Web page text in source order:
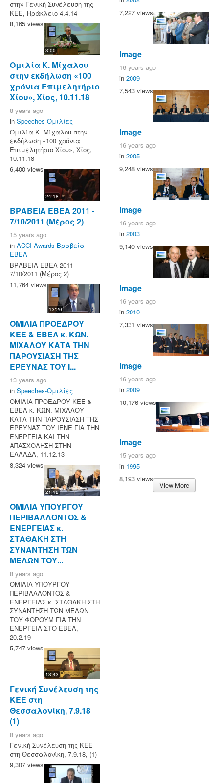
στην Γενική Συνέλευση της
ΚΕΕ, Ηράκλειο 4.4.14
8,165 views
3:00
Ομιλία Κ. Μίχαλου
στην εκδήλωση «100
χρόνια Επιμελητήριο
Χίου», Χίος, 10.11.18
8 years ago
in Speeches-Ομιλίες
Ομιλία Κ. Μίχαλου στην
εκδήλωση «100 χρόνια
Επιμελητήριο Χίου», Χίος,
10.11.18
6,400 views
24:18
ΒΡΑΒΕΙΑ ΕΒΕΑ 2011 -
7/10/2011 (Μέρος 2)
15 years ago
in ACCI Awards-Βραβεία
ΕΒΕΑ
ΒΡΑΒΕΙΑ ΕΒΕΑ 2011 -
7/10/2011 (Μέρος 2)
11,764 views
13:20
ΟΜΙΛΙΑ ΠΡΟΕΔΡΟΥ
ΚΕΕ & ΕΒΕΑ κ. ΚΩΝ.
ΜΙΧΑΛΟΥ ΚΑΤΑ ΤΗΝ
ΠΑΡΟΥΣΙΑΣΗ ΤΗΣ
ΕΡΕΥΝΑΣ ΤΟΥ Ι...
13 years ago
in Speeches-Ομιλίες
ΟΜΙΛΙΑ ΠΡΟΕΔΡΟΥ ΚΕΕ &
ΕΒΕΑ κ. ΚΩΝ. ΜΙΧΑΛΟΥ
ΚΑΤΑ ΤΗΝ ΠΑΡΟΥΣΙΑΣΗ ΤΗΣ
ΕΡΕΥΝΑΣ ΤΟΥ ΙΕΝΕ ΓΙΑ ΤΗΝ
ΕΝΕΡΓΕΙΑ ΚΑΙ ΤΗΝ
ΑΠΑΣΧΟΛΗΣΗ ΣΤΗΝ
ΕΛΛΑΔΑ, 11.12.13
8,324 views
21:12
ΟΜΙΛΙΑ ΥΠΟΥΡΓΟΥ
ΠΕΡΙΒΑΛΛΟΝΤΟΣ &
ΕΝΕΡΓΕΙΑΣ κ.
ΣΤΑΘΑΚΗ ΣΤΗ
ΣΥΝΑΝΤΗΣΗ ΤΩΝ
ΜΕΛΩΝ ΤΟΥ...
8 years ago
ΟΜΙΛΙΑ ΥΠΟΥΡΓΟΥ
ΠΕΡΙΒΑΛΛΟΝΤΟΣ &
ΕΝΕΡΓΕΙΑΣ κ. ΣΤΑΘΑΚΗ ΣΤΗ
ΣΥΝΑΝΤΗΣΗ ΤΩΝ ΜΕΛΩΝ
ΤΟΥ ΦΟΡΟΥΜ ΓΙΑ ΤΗΝ
ΕΝΕΡΓΕΙΑ ΣΤΟ ΕΒΕΑ,
20.2.19
5,747 views
13:43
Γενική Συνέλευση της
ΚΕΕ στη
Θεσσαλονίκη, 7.9.18
(1)
8 years ago
Γενική Συνέλευση της ΚΕΕ
στη Θεσσαλονίκη, 7.9.18, (1)
9,307 views
7,227 views
Image
16 years ago
in 2009
7,543 views
Image
16 years ago
in 2005
9,248 views
Image
16 years ago
in 2003
9,140 views
Image
16 years ago
in 2010
7,331 views
Image
16 years ago
in 2009
10,176 views
Image
15 years ago
in 1995
8,193 views
View More